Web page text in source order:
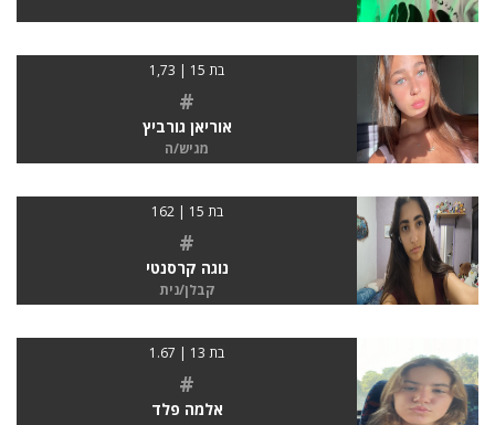
בת 15 | 1,73
#
אוריאן גורביץ
מגיש/ה
בת 15 | 162
#
נוגה קרסנטי
קבלן/נית
בת 13 | 1.67
#
אלמה פלד